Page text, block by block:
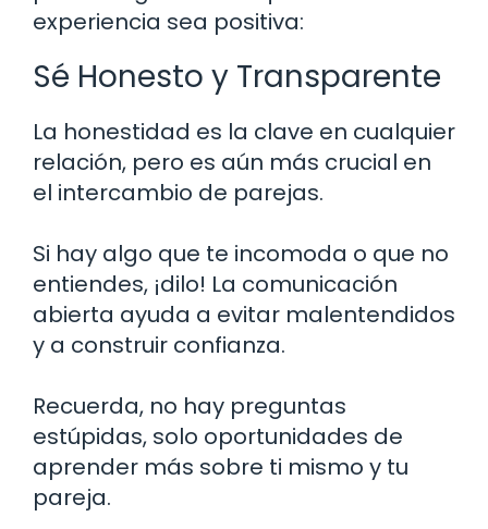
experiencia sea positiva:
Sé Honesto y Transparente
La honestidad es la clave en cualquier
relación, pero es aún más crucial en
el intercambio de parejas.
Si hay algo que te incomoda o que no
entiendes, ¡dilo! La comunicación
abierta ayuda a evitar malentendidos
y a construir confianza.
Recuerda, no hay preguntas
estúpidas, solo oportunidades de
aprender más sobre ti mismo y tu
pareja.